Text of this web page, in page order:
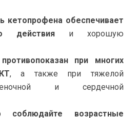
кетопрофена обеспечивает
действия и хорошую
при многих
, а также при тяжелой
и сердечной
соблюдайте возрастные